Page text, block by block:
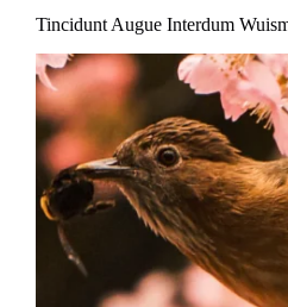
Tincidunt Augue Interdum